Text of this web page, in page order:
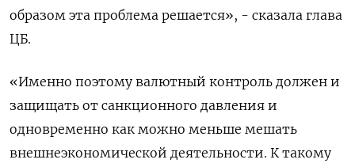
образом эта проблема решается», - сказала глава
ЦБ.
«Именно поэтому валютный контроль должен и
защищать от санкционного давления и
одновременно как можно меньше мешать
внешнеэкономической деятельности. К такому